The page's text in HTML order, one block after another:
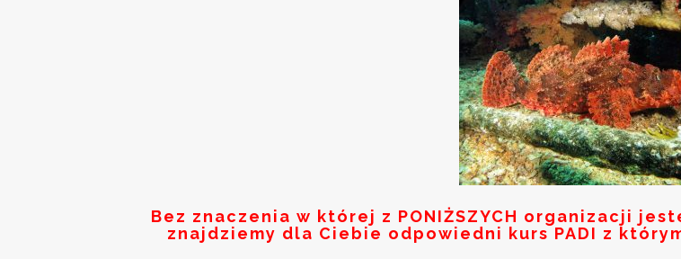
Bez znaczenia w której z PONIŻSZYCH organizacji
znajdziemy dla Ciebie odpowiedni kurs PADI z